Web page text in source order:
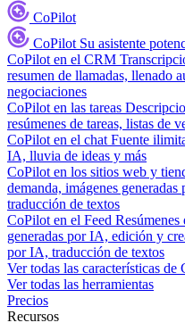
CoPilot
CoPilot Su asistente
CoPilot en el CRM
resumen de llamadas, llenado
negociaciones
CoPilot en las tareas
resúmenes de tareas, listas de
CoPilot en el chat Fuente
IA, lluvia de ideas y más
CoPilot en los sitios web y
demanda, imágenes
traducción de textos
CoPilot en el Feed Resúmenes
generadas por IA, edición y
por IA, traducción de textos
Ver todas las características de
Ver todas las herramientas
Precios
Recursos